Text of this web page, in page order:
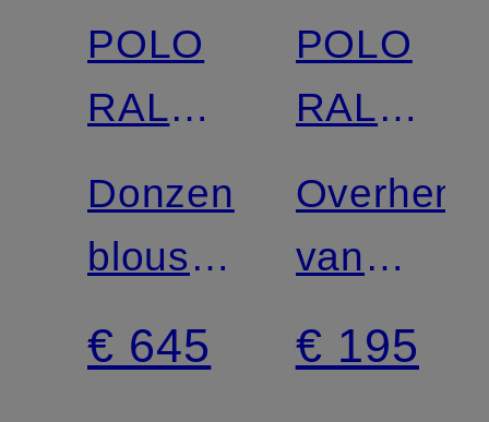
POLO
RALPH
LAUREN
Donzen
blouson
met
afneembare
€ 645
POLO
RALPH
LAUREN
van
corduroy
€ 195